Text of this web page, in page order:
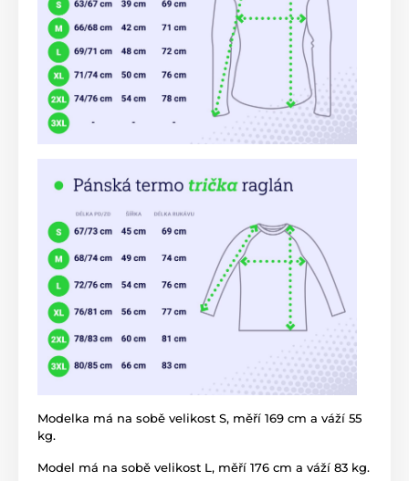
Modelka má na sobě velikost S, měří 169 cm a váží 55
kg.
Model má na sobě velikost L, měří 176 cm a váží 83 kg.